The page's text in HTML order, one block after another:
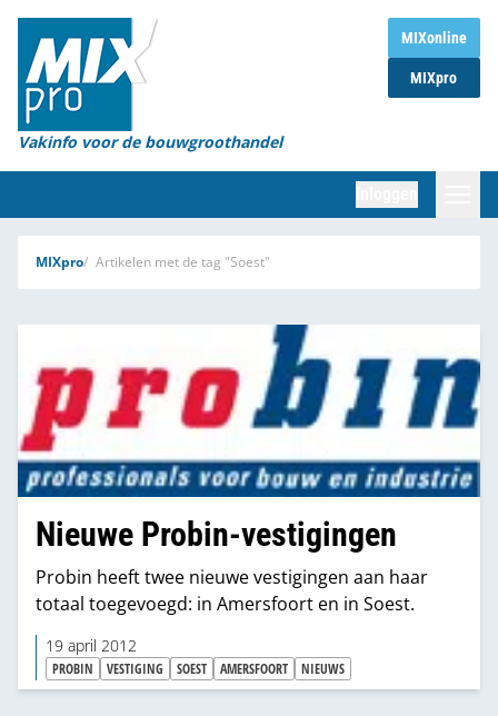
MIXonline
MIXpro
Vakinfo voor de bouwgroothandel
Home
Magazines
Organisaties
Marktcijfers
Partners
MIXpro Artikelen met de tag "Soest"
Nieuwe Probin-vestigingen
Probin heeft twee nieuwe vestigingen aan haar
totaal toegevoegd: in Amersfoort en in Soest.
19 april 2012
PROBIN VESTIGING SOEST AMERSFOORT NIEUWS